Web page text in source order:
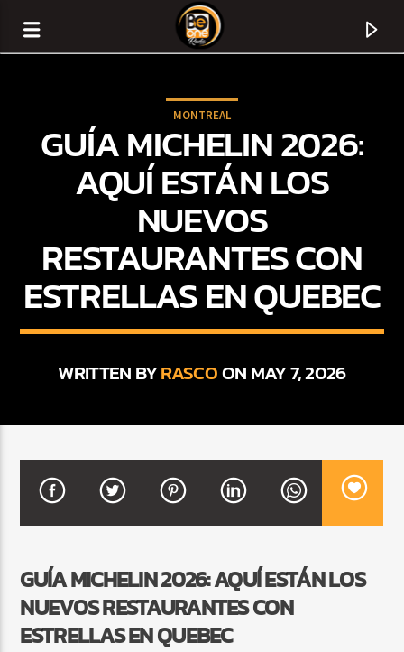
TITLE
CURRENT SHOW
SALSA MATUTINA
6:00 AM 9:00 AM
Beone Radio
MONTREAL
GUÍA MICHELIN 2026:
AQUÍ ESTÁN LOS
NUEVOS
RESTAURANTES CON
ESTRELLAS EN QUEBEC
WRITTEN BYRASCOON MAY 7, 2026
GUÍA MICHELIN 2026: AQUÍ ESTÁN LOS
NUEVOS RESTAURANTES CON
ESTRELLAS EN QUEBEC